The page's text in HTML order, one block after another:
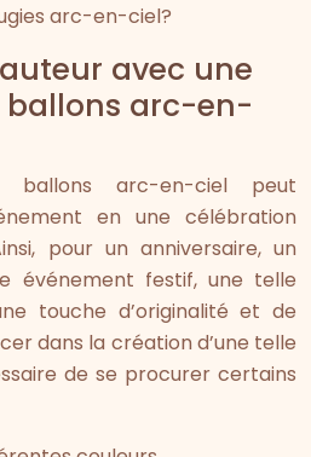
arc-en-ciel?
avec une
arc-en-
ballons arc-en-ciel peut
en une célébration
pour un anniversaire, un
événement festif, une telle
touche d’originalité et de
dans la création d’une telle
de se procurer certains